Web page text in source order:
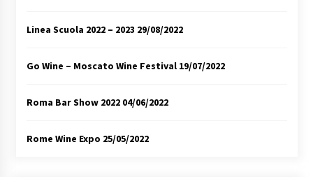
Linea Scuola 2022 – 2023 29/08/2022
Go Wine – Moscato Wine Festival 19/07/2022
Roma Bar Show 2022 04/06/2022
Rome Wine Expo 25/05/2022